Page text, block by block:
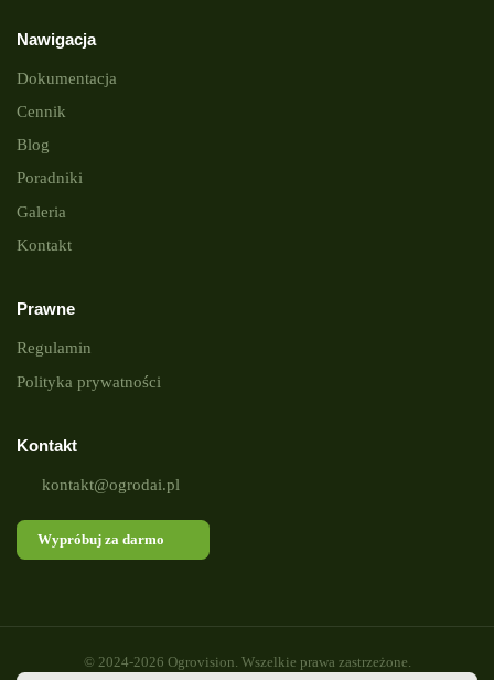
Nawigacja
Dokumentacja
Cennik
Blog
Poradniki
Galeria
Kontakt
Prawne
Regulamin
Polityka prywatności
Kontakt
kontakt@ogrodai.pl
Wypróbuj za darmo
© 2024-2026 Ogrovision. Wszelkie prawa zastrzeżone.